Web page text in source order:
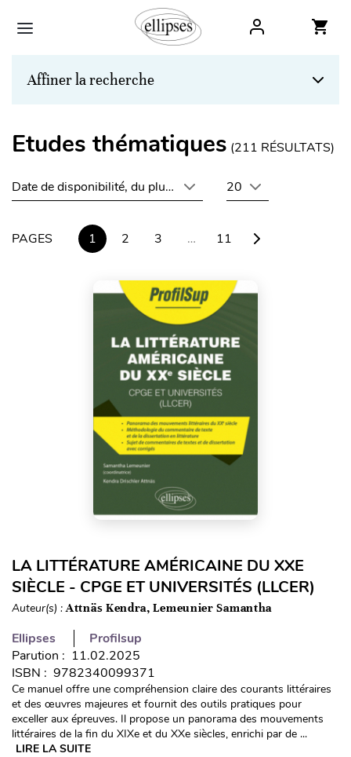
Affiner la recherche
Etudes thématiques (211 RÉSULTATS)
Date de disponibilité, du plus récent au plus ancien
20
PAGES 1 2 3 … 11
LA LITTÉRATURE AMÉRICAINE DU XXE
SIÈCLE - CPGE ET UNIVERSITÉS (LLCER)
Auteur(s) :Attnäs Kendra, Lemeunier Samantha
Ellipses
Profilsup
Parution : 11.02.2025
ISBN : 9782340099371
Ce manuel offre une compréhension claire des courants littéraires
et des œuvres majeures et fournit des outils pratiques pour
exceller aux épreuves. Il propose un panorama des mouvements
littéraires de la fin du XIXe et du XXe siècles, enrichi par de ...
LIRE LA SUITE